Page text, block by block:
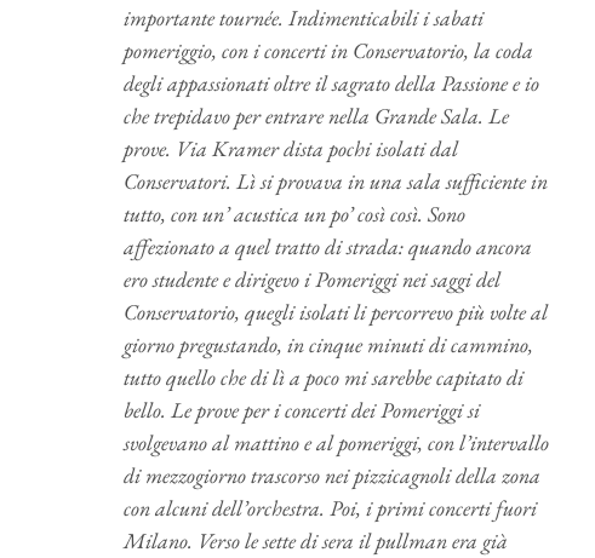
importante tournée. Indimenticabili i sabati
pomeriggio, con i concerti in Conservatorio, la coda
degli appassionati oltre il sagrato della Passione e io
che trepidavo per entrare nella Grande Sala. Le
prove. Via Kramer dista pochi isolati dal
Conservatori. Lì si provava in una sala sufficiente in
tutto, con un’ acustica un po’ così così. Sono
affezionato a quel tratto di strada: quando ancora
ero studente e dirigevo i Pomeriggi nei saggi del
Conservatorio, quegli isolati li percorrevo più volte al
giorno pregustando, in cinque minuti di cammino,
tutto quello che di lì a poco mi sarebbe capitato di
bello. Le prove per i concerti dei Pomeriggi si
svolgevano al mattino e al pomeriggi, con l’intervallo
di mezzogiorno trascorso nei pizzicagnoli della zona
con alcuni dell’orchestra. Poi, i primi concerti fuori
Milano. Verso le sette di sera il pullman era già